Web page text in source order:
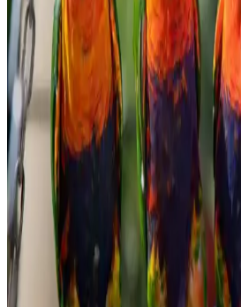
Bozkırlı Çavuşoğlu tahin, yüksek kaliteli
yöntemleriyle sağlıklı beslenmeye
edilen organik ve katkısız bir tahin
Migros'ta Pratik ve Lezzetli
Seçenekleri ve Kullanım İpuçları
Migros'ta satılan haşlamalık mısır, pratik
içeriğiyle öne çıkar. Taze veya
yemeklerde ve atıştırmalıklarda
katmaya devam eder.
Konak Şekerleme ve Tatlı
Tercihleri ve Piyasa Analizi
Şekerleme ve tatlı ürünleri, tüketicilerin
yelpazeye sahiptir. Kalite, hijyen ve
rekabet ve yenilikçilik sektörde öne